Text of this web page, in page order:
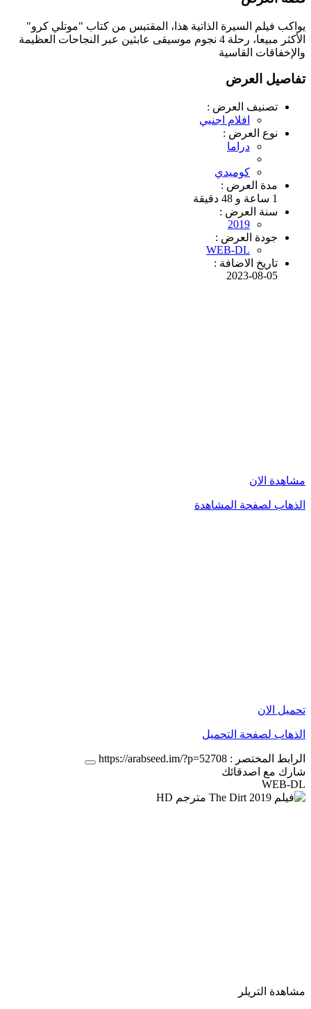
يواكب فيلم السيرة الذاتية هذا، المقتبس من كتاب "موتلي كرو"
الأكثر مبيعا، رحلة 4 نجوم موسيقى عابثين عبر النجاحات العظيمة
والإخفاقات القاسية
تفاصيل العرض
تصنيف العرض :
افلام اجنبي
نوع العرض :
دراما
كوميدي
مدة العرض :
1 ساعة و 48 دقيقة
سنة العرض :
2019
جودة العرض :
WEB-DL
تاريخ الاضافة :
2023-08-05
مشاهدة الان
الذهاب لصفحة المشاهدة
تحميل الان
الذهاب لصفحة التحميل
الرابط المختصر : https://arabseed.im/?p=52708
شارك مع اصدقائك
WEB-DL
مشاهدة التريلر